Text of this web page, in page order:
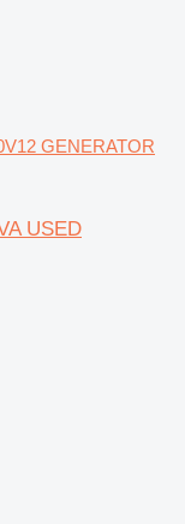
GENERATOR
USED